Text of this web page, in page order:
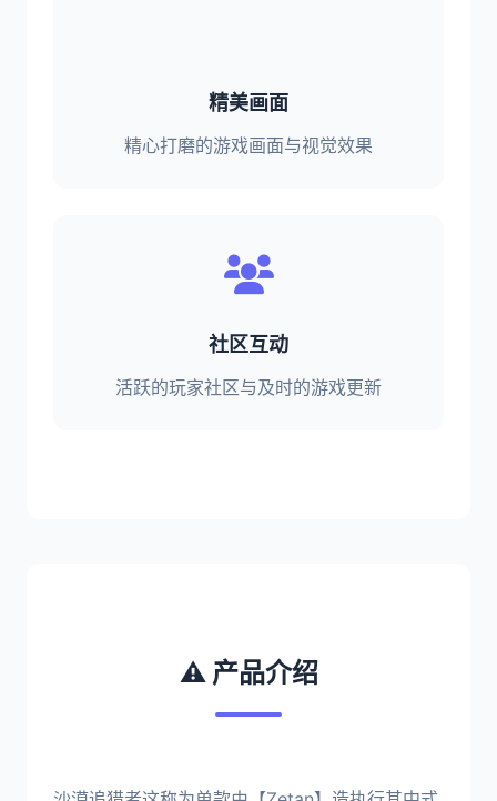
精美画面
精心打磨的游戏画面与视觉效果
社区互动
活跃的玩家社区与及时的游戏更新
⚠️ 产品介绍